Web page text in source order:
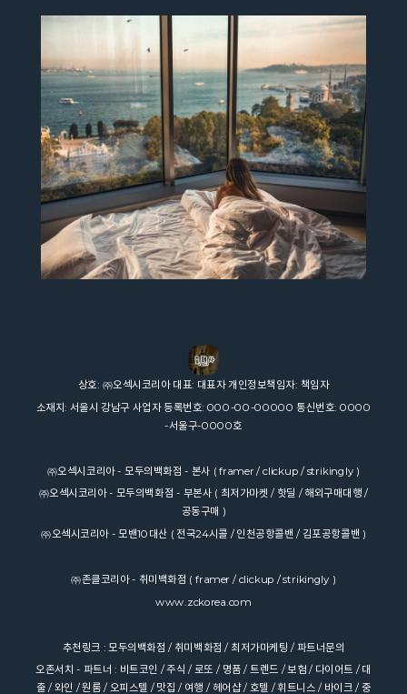
상호: ㈜오섹시코리아 대표: 대표자 개인정보책임자: 책임자
소재지: 서울시 강남구 사업자 등록번호: 000-00-00000 통신번호: 0000
-서울구-0000호
㈜오섹시코리아 - 모두의백화점 - 본사 (framer/ clickup / strikingly )
㈜오섹시코리아 - 모두의백화점 - 부본사 ( 최저가마켓 / 핫딜 / 해외구매대행 /
공동구매 )
㈜오섹시코리아 - 모밴10대산 ( 전국24시콜 / 인천공항콜밴 / 김포공항콜밴 )
㈜존클코리아 - 취미백화점 ( framer / clickup /strikingly )
www.zckorea.com
추천링크 : 모두의백화점 / 취미백화점 / 최저가마케팅 / 파트너문의
오존서치 - 파트너 : 비트코인 /주식 / 로또 / 명품 /트렌드 /보험 / 다이어트 / 대
출 / 와인 /원룸 / 오피스텔 / 맛집 / 여행 / 헤어샵 / 호텔 /휘트니스 / 바이크 / 중